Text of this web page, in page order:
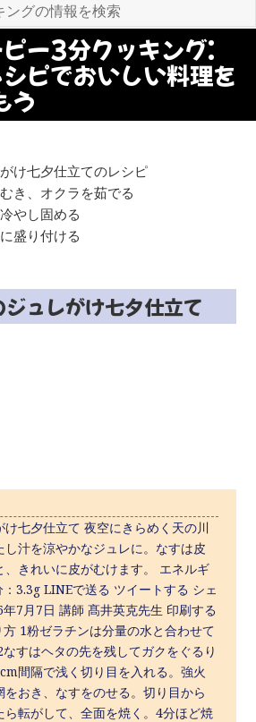
ー3分クッキング:
ピでおいしい料理を
う
け七夕仕立てのレシピ
き、オクラを茹でる
やし固める
盛り付ける
ュレがけ七夕仕立て
七夕仕立て 夜空にきらめく天の川
し汁を涼やかなジュレに。なすは皮
、きれいに皮がむけます。 エネルギ
3.3g LINEで送る ツイートする シェ
7月7日 講師 髙井英克先生 印刷する
1粉ゼラチンは分量の水と合わせて
すはヘタの先を残してガクをぐるり
間隔で浅く切り目を入れる。強火
おき、なすをのせる。切り目から
ら転がして、全面を焼く。4分ほど焼